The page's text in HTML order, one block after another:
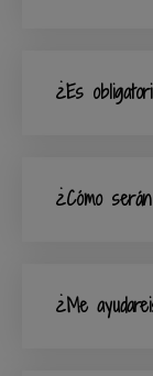
¿Es
¿Cómo
¿Me